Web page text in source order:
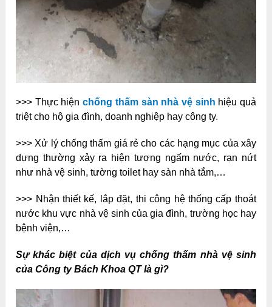
>>> Thực hiệnchống thấm sàn nhà vệ sinh hiệu quả
triệt cho hộ gia đình, doanh nghiệp hay công ty.
>>> Xử lý chống thấm giá rẻ cho các hạng mục của xây
dựng thường xảy ra hiện tượng ngấm nước, rạn nứt
như nhà vệ sinh, tường toilet hay sàn nhà tắm,…
>>> Nhận thiết kế, lắp đặt, thi công hệ thống cấp thoát
nước khu vực nhà vệ sinh của gia đình, trường học hay
bệnh viện,…
Sự khác biệt của dịch vụ chống thấm nhà vệ sinh
của Công ty Bách Khoa QT là gì?